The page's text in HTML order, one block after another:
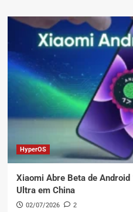
HyperOS
Xiaomi Abre Beta de
Ultra em China
02/07/2026 2